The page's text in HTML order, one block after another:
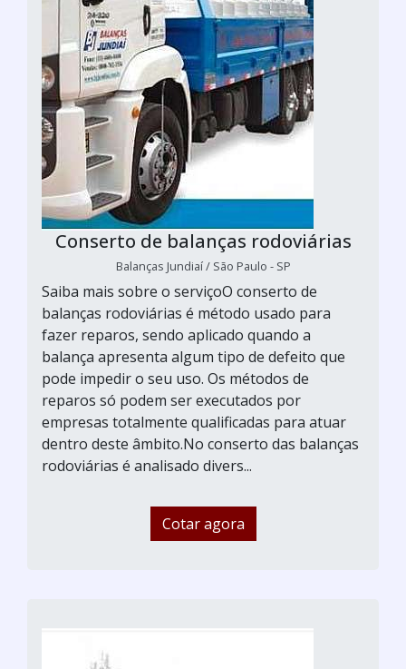
Conserto de balanças rodoviárias
Balanças Jundiaí / São Paulo - SP
Saiba mais sobre o serviçoO conserto de
balanças rodoviárias é método usado para
fazer reparos, sendo aplicado quando a
balança apresenta algum tipo de defeito que
pode impedir o seu uso. Os métodos de
reparos só podem ser executados por
empresas totalmente qualificadas para atuar
dentro deste âmbito.No conserto das balanças
rodoviárias é analisado divers...
Cotar agora